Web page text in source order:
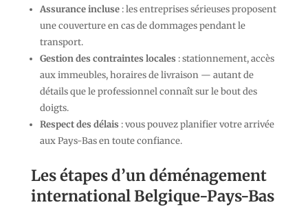
Assurance incluse: les entreprises sérieuses proposent
une couverture en cas de dommages pendant le
transport.
Gestion des contraintes locales : stationnement, accès
aux immeubles, horaires de livraison — autant de
détails que le professionnel connaît sur le bout des
doigts.
Respect des délais : vous pouvez planifier votre arrivée
aux Pays-Bas en toute confiance.
Les étapes d’un déménagement
international Belgique-Pays-Bas